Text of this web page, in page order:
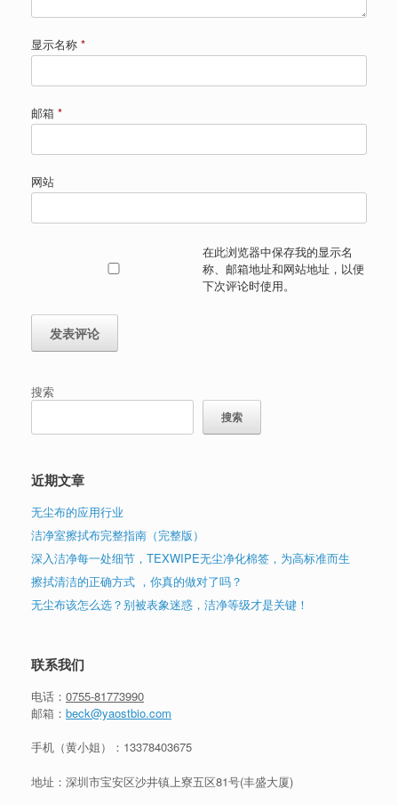
显示名称 *
邮箱 *
网站
在此浏览器中保存我的显示名
称、邮箱地址和网站地址，以便
下次评论时使用。
搜索
搜索
近期文章
无尘布的应用行业
洁净室擦拭布完整指南（完整版）
深入洁净每一处细节，TEXWIPE无尘净化棉签，为高标准而生
擦拭清洁的正确方式 ，你真的做对了吗？
无尘布该怎么选？别被表象迷惑，洁净等级才是关键！
联系我们
电话： 0755-81773990
邮箱： beck@yaostbio.com
手机（黄小姐）： 13378403675
地址：深圳市宝安区沙井镇上寮五区81号(丰盛大厦)